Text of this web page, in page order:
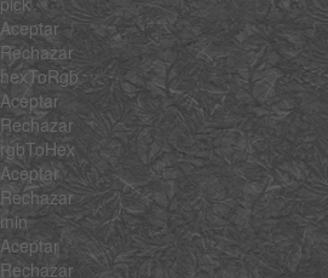
Aceptar
Rechazar
hexToRgb
Aceptar
Rechazar
rgbToHex
Aceptar
Rechazar
min
Aceptar
Rechazar